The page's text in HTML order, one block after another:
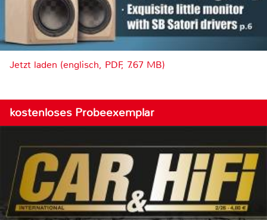
Jetzt laden (englisch, PDF, 7.67 MB)
kostenloses Probeexemplar